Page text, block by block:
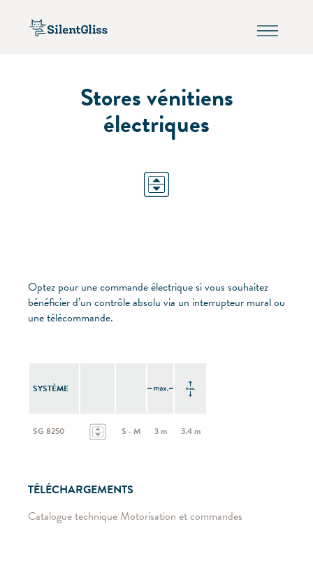
Stores vénitiens
électriques
Optez pour une commande électrique si vous souhaitez
bénéficier d’un contrôle absolu via un interrupteur mural ou
une télécommande.
SYSTÈME
SG 8250 S - M 3 m 3.4 m
TÉLÉCHARGEMENTS
Catalogue technique Motorisation et commandes